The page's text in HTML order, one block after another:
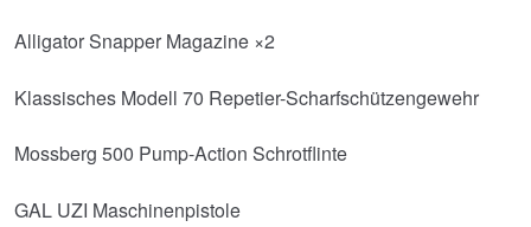
Alligator Snapper Magazine ×2
Klassisches Modell 70 Repetier-Scharfschützengewehr
Mossberg 500 Pump-Action Schrotflinte
GAL UZI Maschinenpistole